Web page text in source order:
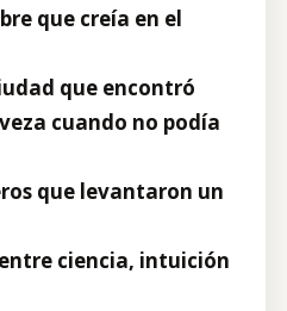
que creía en el
que encontró
cuando no podía
que levantaron un
ciencia, intuición